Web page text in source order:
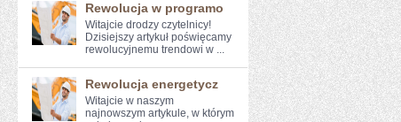
Rewolucja w programo
Witajcie drodzy czytelnicy!
Dzisiejszy artykuł poświęcamy
rewolucyjnemu trendowi w ...
Rewolucja energetycz
Witajcie w naszym
najnowszym artykule, w którym